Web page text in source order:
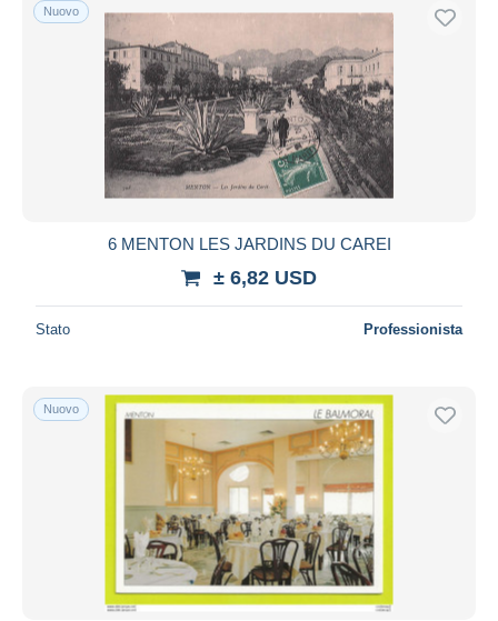
Nuovo
6 MENTON LES JARDINS DU CAREI
± 6,82 USD
Stato Professionista
Nuovo